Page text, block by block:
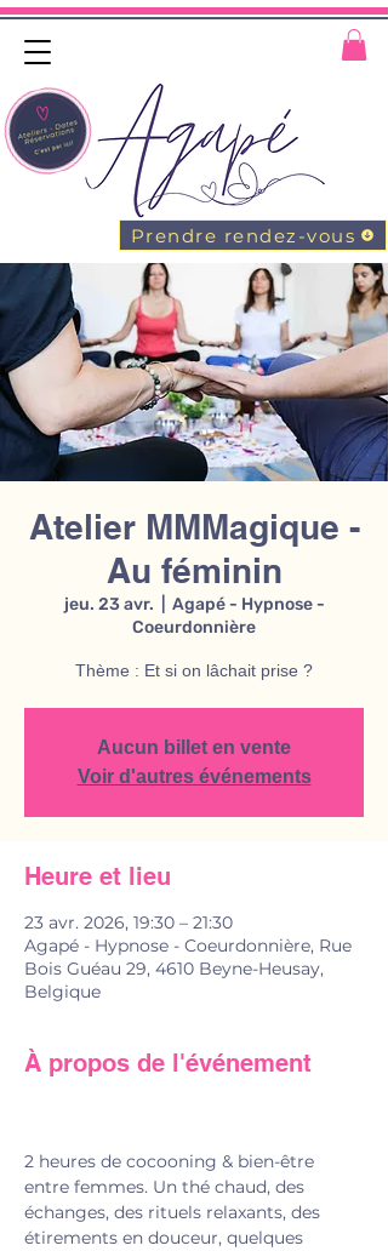
Prendre rendez-vous
Atelier MMMagique -
Au féminin
jeu. 23 avr.
Agapé - Hypnose -
Coeurdonnière
Thème : Et si on lâchait prise ?
Aucun billet en vente
Voir d'autres événements
Heure et lieu
23 avr. 2026, 19:30 – 21:30
Agapé - Hypnose - Coeurdonnière, Rue
Bois Guéau 29, 4610 Beyne-Heusay,
Belgique
À propos de l'événement
2 heures de cocooning & bien-être
entre femmes. Un thé chaud, des
échanges, des rituels relaxants, des
étirements en douceur, quelques